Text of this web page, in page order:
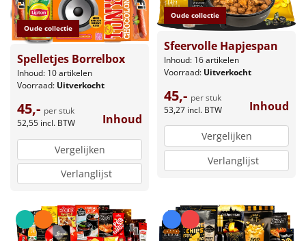
Oude collectie
Spelletjes Borrelbox
Inhoud: 10 artikelen
Voorraad: Uitverkocht
45,- per stuk
52,55 incl. BTW Inhoud
Vergelijken
Verlanglijst
Oude collectie
Sfeervolle Hapjespan
Inhoud: 16 artikelen
Voorraad: Uitverkocht
45,- per stuk
53,27 incl. BTW Inhoud
Vergelijken
Verlanglijst